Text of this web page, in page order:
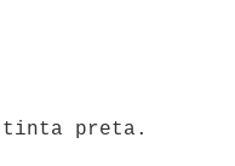
tinta preta.